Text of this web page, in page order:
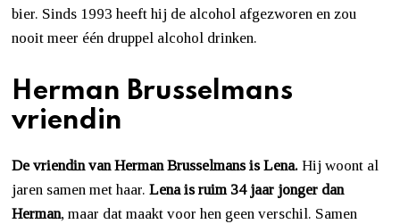
bier. Sinds 1993 heeft hij de alcohol afgezworen en zou
nooit meer één druppel alcohol drinken.
Herman Brusselmans
vriendin
De vriendin van Herman Brusselmans is Lena.Hij woont al
jaren samen met haar.Lena is ruim 34 jaar jonger dan
Herman, maar dat maakt voor hen geen verschil. Samen